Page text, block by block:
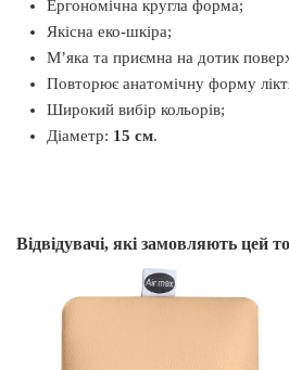
Ергономічна кругла форма;
Якісна еко-шкіра;
М’яка та приємна на дотик
Повторює анатомічну форму
Широкий вибір кольорів;
Діаметр: 15 см.
Країна виробник
Відвідувачі, які замовляють цей